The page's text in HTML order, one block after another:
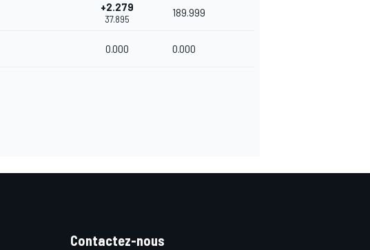
+2.279
37.895
189.999
0.000 0.000
Contactez-nous